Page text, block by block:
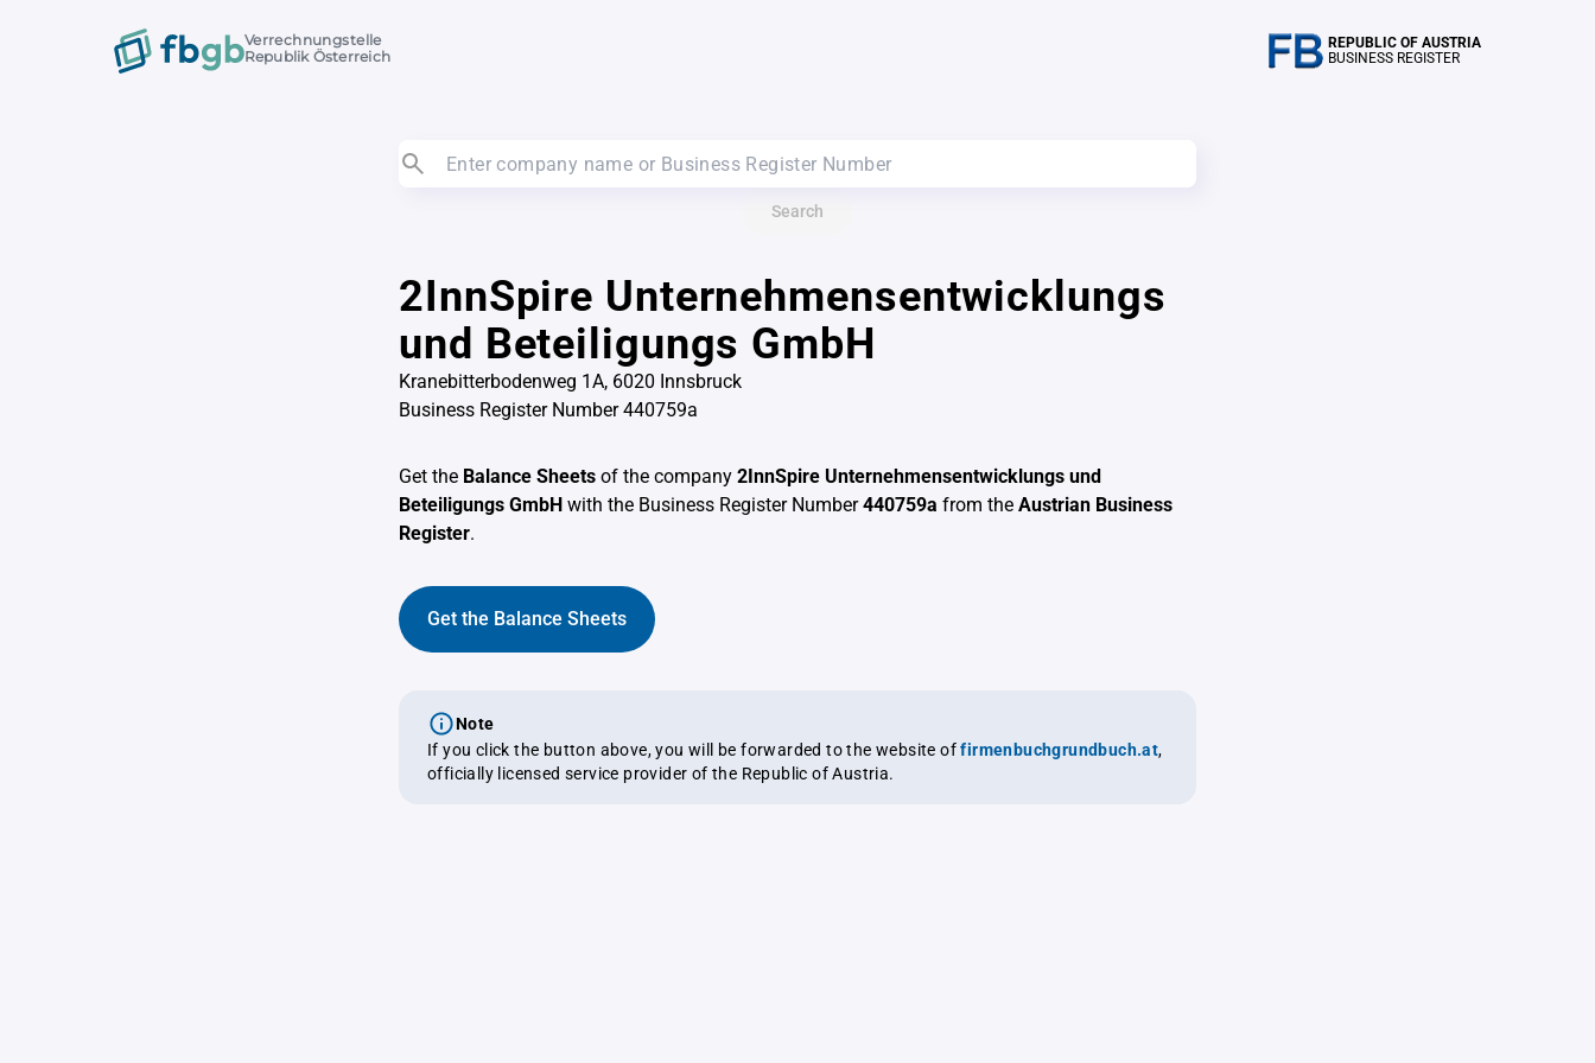
Verrechnungstelle
Republik Österreich
REPUBLIC OF AUSTRIA
BUSINESS REGISTER
Search
2InnSpire Unternehmensentwicklungs
und Beteiligungs GmbH
Kranebitterbodenweg 1A, 6020 Innsbruck
Business Register Number 440759a
Get the Balance Sheets of the company 2InnSpire Unternehmensentwicklungs und
Beteiligungs GmbH with the Business Register Number440759a from the Austrian Business
Register.
Get the Balance Sheets
Note
If you click the button above, you will be forwarded to the website offirmenbuchgrundbuch.at,
officially licensed service provider of the Republic of Austria.